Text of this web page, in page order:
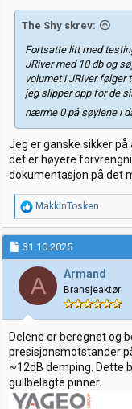
The Shy skrev:
Fortsatte litt med
JRiver med 10 db og
volumet i JRiver følger
jeg slipper opp for de
nærme 0 på søylene i
Jeg er ganske sikker
det er høyere
dokumentasjon på det
R
e
a
k
s
j
o
e
r
:
MakkinTosken
31.10.2025
A Armand
Bransjeaktør
Delene er beregnet og
presisjonsmotstander
~12dB demping. Dette
gullbelagte pinner.